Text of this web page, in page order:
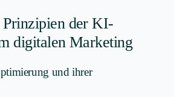
Prinzipien der KI-
digitalen Marketing
und ihrer